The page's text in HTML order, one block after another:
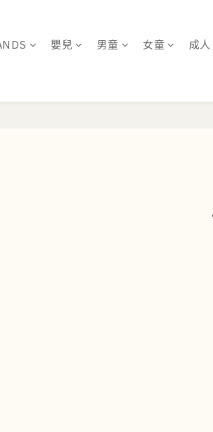
嬰兒 男童 女童 成人